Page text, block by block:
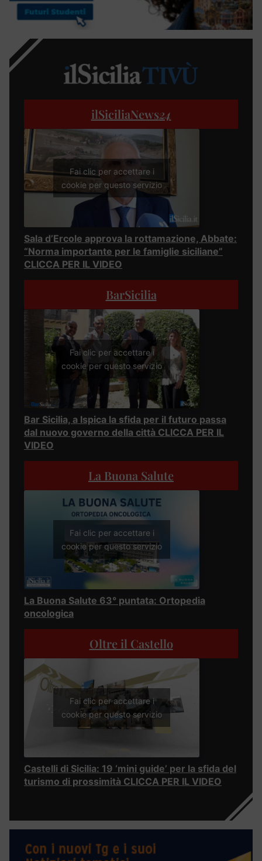
ilSiciliaNews24
Fai clic per accettare i
cookie per questo servizio
Sala d’Ercole approva la rottamazione, Abbate:
“Norma importante per le famiglie siciliane”
CLICCA PER IL VIDEO
BarSicilia
Fai clic per accettare i
cookie per questo servizio
Bar Sicilia, a Ispica la sfida per il futuro passa
dal nuovo governo della città CLICCA PER IL
VIDEO
La Buona Salute
Fai clic per accettare i
cookie per questo servizio
La Buona Salute 63° puntata: Ortopedia
oncologica
Oltre il Castello
Fai clic per accettare i
cookie per questo servizio
Castelli di Sicilia: 19 ‘mini guide’ per la sfida del
turismo di prossimità CLICCA PER IL VIDEO